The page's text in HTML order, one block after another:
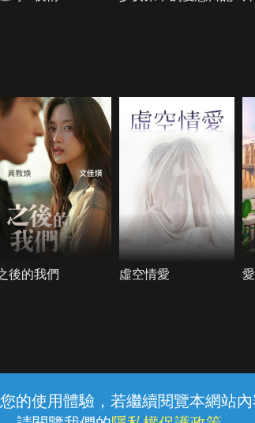
的使用體驗，若繼續閱覽本網站
後的我們 虛空情愛
線上客服 服務條款 隱私權保護